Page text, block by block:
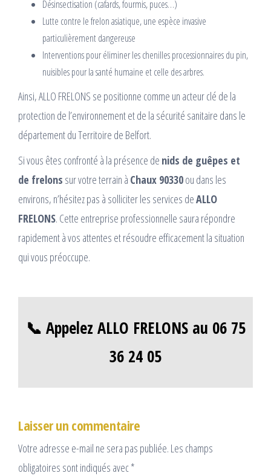
Désinsectisation (cafards, fourmis, puces…)
Lutte contre le frelon asiatique, une espèce invasive
particulièrement dangereuse
Interventions pour éliminer les chenilles processionnaires du pin,
nuisibles pour la santé humaine et celle des arbres.
Ainsi, ALLO FRELONS se positionne comme un acteur clé de la
protection de l’environnement et de la sécurité sanitaire dans le
département du Territoire de Belfort.
Si vous êtes confronté à la présence de nids de guêpes et
de frelons sur votre terrain à Chaux 90330ou dans les
environs, n’hésitez pas à solliciter les services deALLO
FRELONS. Cette entreprise professionnelle saura répondre
rapidement à vos attentes et résoudre efficacement la situation
qui vous préoccupe.
📞 Appelez ALLO FRELONS au 06 75
36 24 05
Laisser un commentaire
Votre adresse e-mail ne sera pas publiée. Les champs
obligatoires sont indiqués avec*